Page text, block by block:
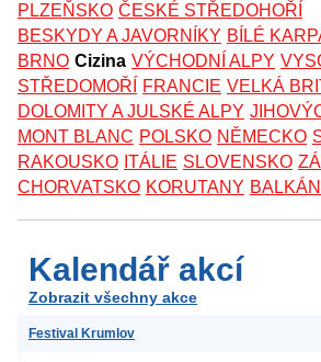
PLZEŇSKO ČESKÉ STŘEDOHOŘÍ
BESKYDY A JAVORNÍKY BÍLÉ
BRNO Cizina VÝCHODNÍ ALPY
STŘEDOMOŘÍ
FRANCIE VELKÁ
DOLOMITY A JULSKÉ ALPY
MONT BLANC POLSKO NĚMECKO
RAKOUSKO ITÁLIE SLOVENSKO
CHORVATSKO KORUTANY BALKÁN
Kalendář akcí
Zobrazit všechny akce
Festival Krumlov